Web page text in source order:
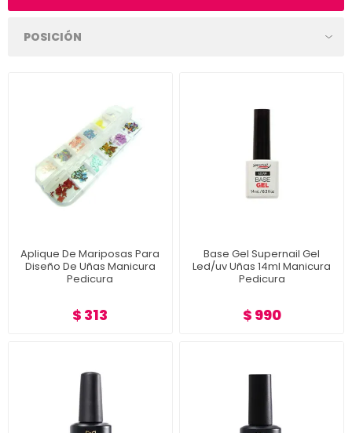
Aplique De Mariposas Para
Diseño De Uñas Manicura
Pedicura
$ 313
Base Gel Supernail Gel
Led/uv Uñas 14ml Manicura
Pedicura
$ 990